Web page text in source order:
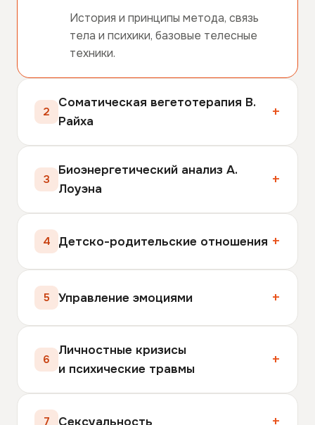
История и принципы метода, связь
тела и психики, базовые телесные
техники.
2
Соматическая вегетотерапия В.
Райха
3
Биоэнергетический анализ А.
Лоуэна
4 Детско-родительские отношения
5 Управление эмоциями
6
Личностные кризисы
и психические травмы
7 Сексуальность